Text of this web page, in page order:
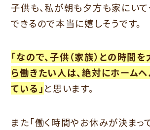
子供も、私が朝も夕方も家にい
できるので本当に嬉しそうです。
「なので、子供（家族）との時間
ら働きたい人は、絶対にホーム
ている」と思います。
また「働く時間やお休みが決まっ